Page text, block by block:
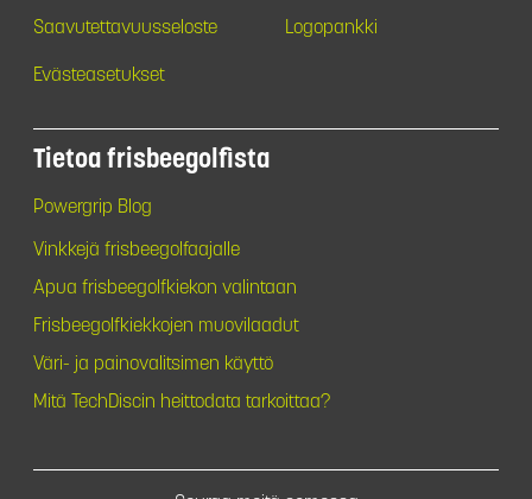
Saavutettavuusseloste Logopankki
Evästeasetukset
Tietoa frisbeegolfista
Powergrip Blog
Vinkkejä frisbeegolfaajalle
Apua frisbeegolfkiekon valintaan
Frisbeegolfkiekkojen muovilaadut
Väri- ja painovalitsimen käyttö
Mitä TechDiscin heittodata tarkoittaa?